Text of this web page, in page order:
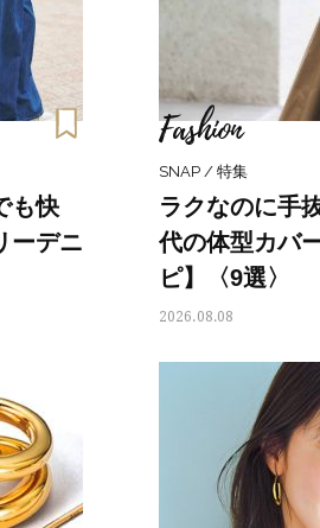
も快
ーデニ
Fashion
SNAP / 特集
ラクなのに手
代の体型カバ
ピ】〈9選〉
2026.08.08
Beauty
黄ぐすみをオフ！40代の美白ケ
ア、最適解は【角質洗顔】。石井
美穂さんおすすめ名品
Beauty
ブ」SNAP。人気アラフォー読者達
がお手本！
Beauty
40代、翌朝の肌が見違える！夏の
「ざらつき・ごわつき」をケアす
酷暑の夏こそ40代が使うべき【美
ケア」はこれ一つでOK！
Beauty
簡単セットで洒落る40代の【ボブ
ヘア】4選。“センスがいい人”見え
するポイントは？